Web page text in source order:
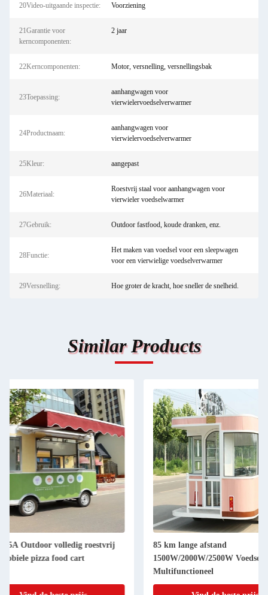
20Video-uitgaande inspectie: Voorziening
21Garantie voor
kerncomponenten:
2 jaar
22Kerncomponenten: Motor, versnelling, versnellingsbak
23Toepassing:
aanhangwagen voor
vierwielervoedselverwarmer
24Productnaam:
aanhangwagen voor
vierwielervoedselverwarmer
25Kleur: aangepast
26Materiaal:
Roestvrij staal voor aanhangwagen voor
vierwieler voedselwarmer
27Gebruik: Outdoor fastfood, koude dranken, enz.
28Functie:
Het maken van voedsel voor een sleepwagen
voor een vierwielige voedselverwarmer
29Versnelling: Hoe groter de kracht, hoe sneller de snelheid.
Similar Products
85 km lange afstand
1500W/2000W/2500W Voedselkarretjes
zilveren mobiele
220V/380V